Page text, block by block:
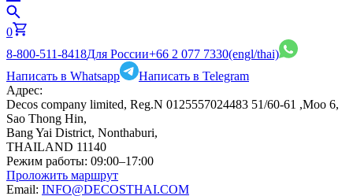
0
8-800-511-8418Для России+66 2 077 7330(engl/thai)
Написать в Whatsapp
Написать в Telegram
Адрес:
Decos company limited, Reg.N 0125557024483 51/60-61 ,Moo 6,
Sao Thong Hin,
Bang Yai District, Nonthaburi,
THAILAND 11140
Режим работы: 09:00–17:00
Проложить маршрут
Email: INFO@DECOSTHAI.COM